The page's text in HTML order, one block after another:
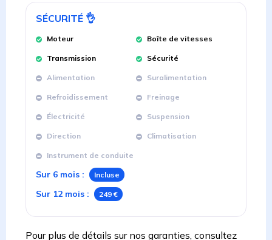
SÉCURITÉ 👌
Moteur Boîte de vitesses
Transmission Sécurité
Alimentation Suralimentation
Refroidissement Freinage
Électricité Suspension
Direction Climatisation
Instrument de conduite
Sur 6 mois : Incluse
Sur 12 mois : 249 €
Pour plus de détails sur nos garanties, consultez